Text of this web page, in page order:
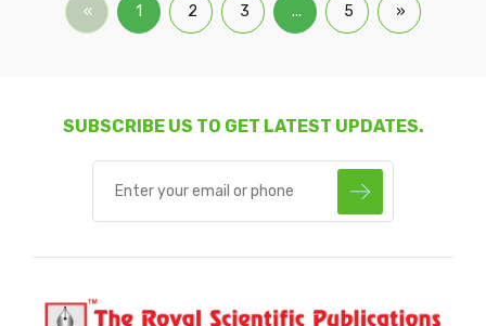
« 1 2 3 ... 5 »
SUBSCRIBE US TO GET LATEST UPDATES.